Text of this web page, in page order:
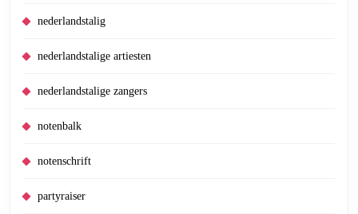
nederlandstalig
nederlandstalige artiesten
nederlandstalige zangers
notenbalk
notenschrift
partyraiser